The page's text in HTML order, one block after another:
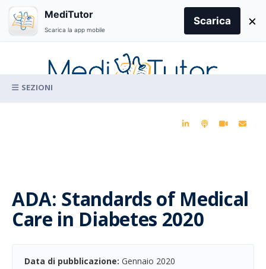
content
ADA: Standards of Medical
Care in Diabetes 2020
Data di pubblicazione: Gennaio 2020
for:
MediTutor
Scarica la app mobile
Scarica ×